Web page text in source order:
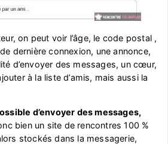
on peut voir l’âge, le code postal ,
dernière connexion, une annonce,
d’envoyer des messages, un cœur,
à la liste d’amis, mais aussi la
d’envoyer des messages,
bien un site de rencontres 100 %
stockés dans la messagerie,